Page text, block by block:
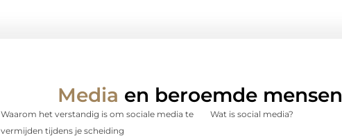
Media en beroemde mensen
Waarom het verstandig is om sociale media te
vermijden tijdens je scheiding
Wat is social media?